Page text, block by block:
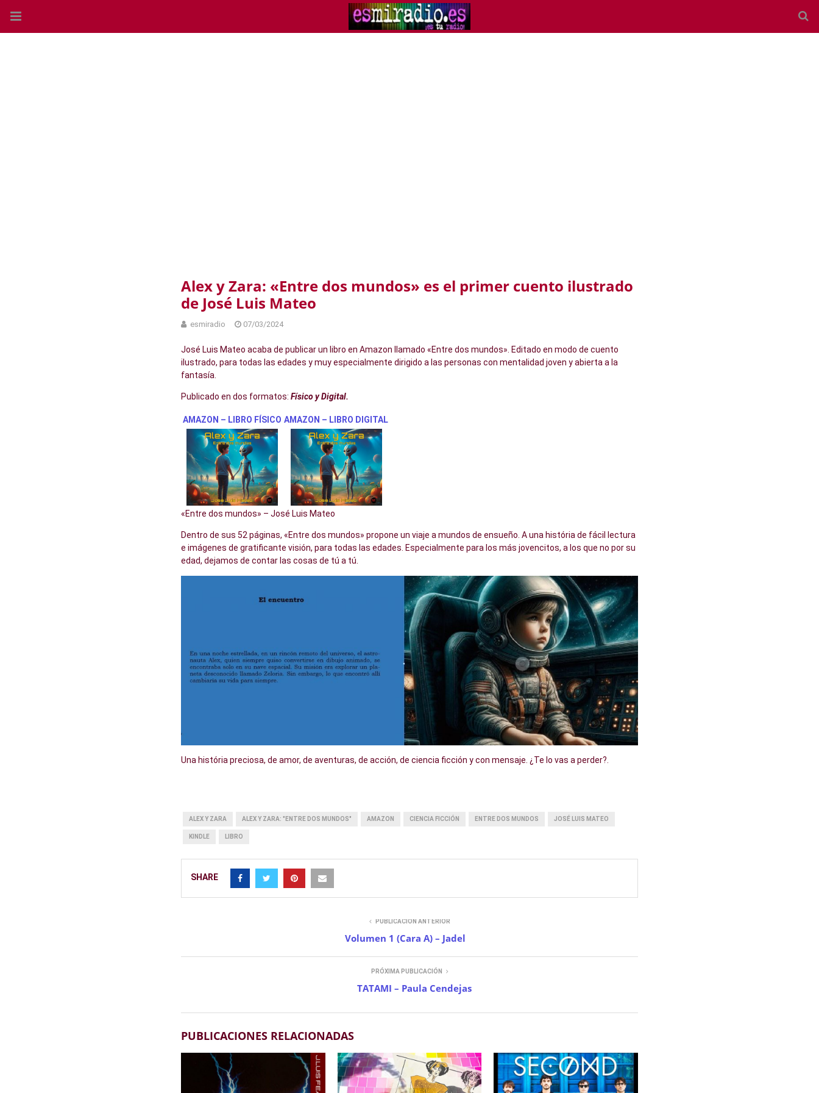
Alex y Zara: «Entre dos mundos» es el primer cuento ilustrado
de José Luis Mateo
esmiradio 07/03/2024
José Luis Mateo acaba de publicar un libro en Amazon llamado «Entre dos mundos». Editado en modo de cuento
ilustrado, para todas las edades y muy especialmente dirigido a las personas con mentalidad joven y abierta a la
fantasía.
Publicado en dos formatos: Físico y Digital.
AMAZON – LIBRO FÍSICO AMAZON – LIBRO DIGITAL
«Entre dos mundos» – José Luis Mateo
Dentro de sus 52 páginas, «Entre dos mundos» propone un viaje a mundos de ensueño. A una história de fácil lectura
e imágenes de gratificante visión, para todas las edades. Especialmente para los más jovencitos, a los que no por su
edad, dejamos de contar las cosas de tú a tú.
Una história preciosa, de amor, de aventuras, de acción, de ciencia ficción y con mensaje. ¿Te lo vas a perder?.
ALEX Y ZARA ALEX Y ZARA: "ENTRE DOS MUNDOS" AMAZON CIENCIA FICCIÓN ENTRE DOS MUNDOS JOSÉ LUIS MATEO
KINDLE LIBRO
SHARE
PUBLICACIÓN ANTERIOR
Volumen 1 (Cara A) – Jadel
PRÓXIMA PUBLICACIÓN
TATAMI – Paula Cendejas
PUBLICACIONES RELACIONADAS